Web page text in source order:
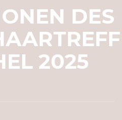
DES
2025